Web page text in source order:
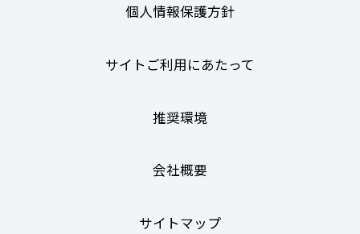
個人情報保護方針
サイトご利用にあたって
推奨環境
会社概要
サイトマップ